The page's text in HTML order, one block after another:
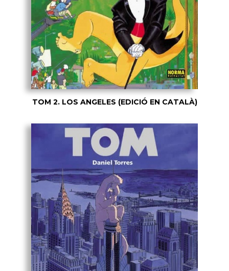
TOM 2. LOS ANGELES (EDICIÓ EN CATALÀ)